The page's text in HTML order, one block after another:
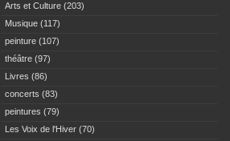
Arts et Culture (203)
Musique (117)
peinture (107)
théâtre (97)
Livres (86)
concerts (83)
peintures (79)
Les Voix de l'Hiver (70)